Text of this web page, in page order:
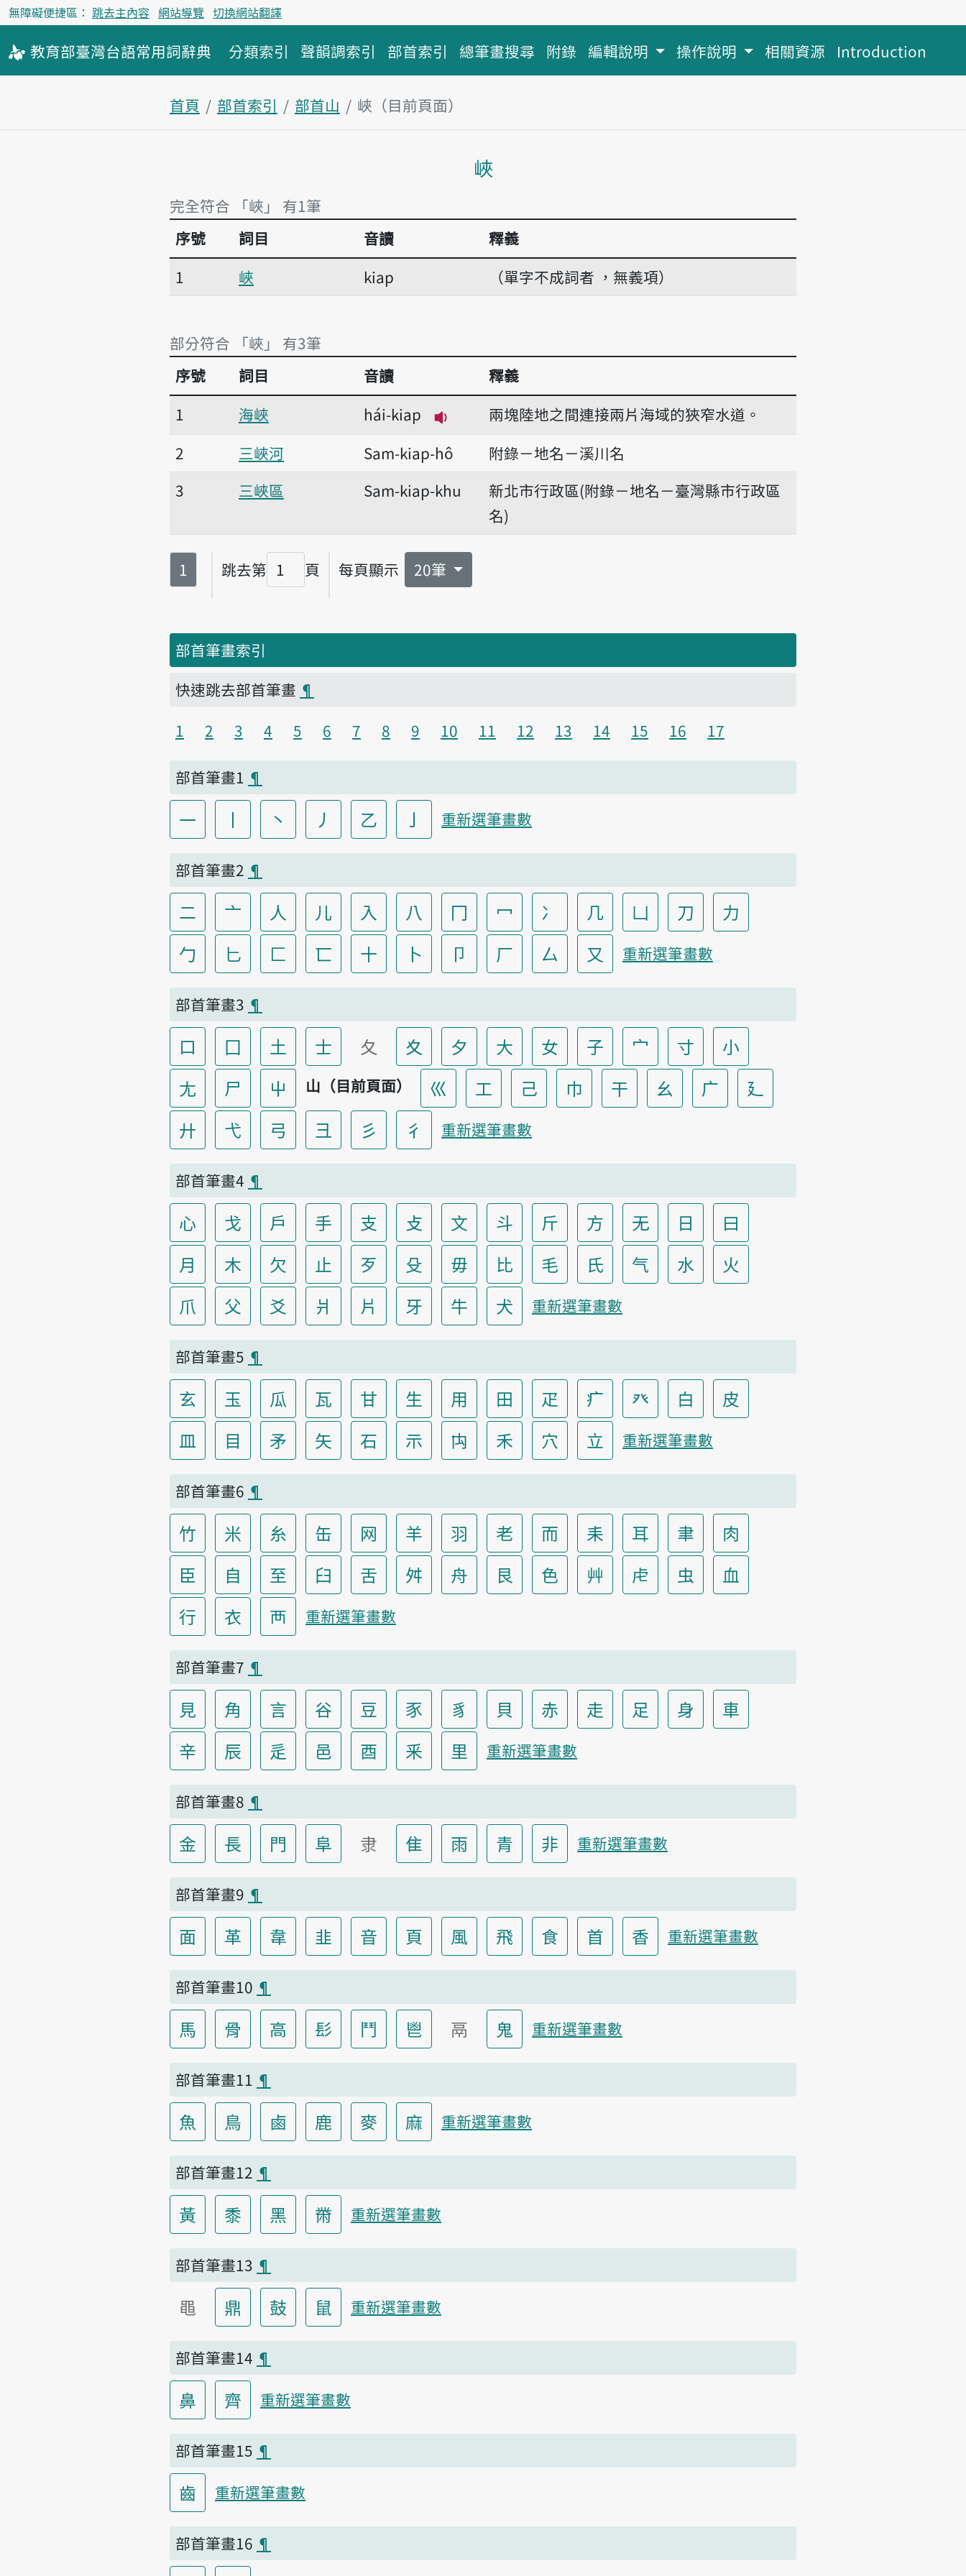
無障礙便捷區： 跳去主內容 網站導覽 切換網站翻譯
教育部臺灣台語常用詞辭典 分類索引 聲韻調索引 部首索引 總筆畫搜尋 附錄 編輯說明 操作說明 相關資源 Introduction
首頁 部首索引 部首山
峽（目前頁面）
峽
完全符合 「峽」 有1筆
完全符合 「峽」 有1筆
序號 詞目 音讀
釋義
1
峽 kiap （單字不成詞者 ，無義項）
部分符合 「峽」 有3筆
部分符合 「峽」 有3筆
序號 詞目 音讀
釋義
1
海峽
hái-kiap
播放音讀hái-kiap
兩塊陸地之間連接兩片海域的狹窄水道。
2
三峽河 Sam-kiap-hô
附錄－地名－溪川名
3
三峽區 Sam-kiap-khu
新北市行政區(附錄－地名－臺灣縣市行政區
名)
第
1 跳去第
頁碼
頁 每頁顯示 20筆
部首筆畫索引
快速跳去部首筆畫 ¶
1
2 3 4 5 6 7 8 9 10 11 12 13 14 15 16 17
部首筆畫1 ¶
一 丨 丶 丿 乙 亅 重新選筆畫數
部首筆畫2 ¶
二 亠 人 儿 入 八 冂 冖 冫 几 凵 刀
力
勹
匕 匚 匸 十 卜 卩 厂 厶 又 重新選筆畫數
部首筆畫3 ¶
口 囗 土 士 夂 夊 夕 大 女 子 宀 寸
小
尢
尸 屮 山（目前頁面） 巛 工 己 巾 干 幺 广
廴
廾
弋 弓 彐 彡 彳 重新選筆畫數
部首筆畫4 ¶
心 戈 戶 手 支 攴 文 斗 斤 方 无 日
曰
月
木 欠 止 歹 殳 毋 比 毛 氏 气 水
火
爪
父 爻 爿 片 牙 牛 犬 重新選筆畫數
部首筆畫5 ¶
玄 玉 瓜 瓦 甘 生 用 田 疋 疒 癶 白
皮
皿
目 矛 矢 石 示 禸 禾 穴 立 重新選筆畫數
部首筆畫6 ¶
竹 米 糸 缶 网 羊 羽 老 而 耒 耳 聿
肉
臣
自 至 臼 舌 舛 舟 艮 色 艸 虍 虫
血
行
衣 襾 重新選筆畫數
部首筆畫7 ¶
見 角 言 谷 豆 豕 豸 貝 赤 走 足 身
車
辛
辰 辵 邑 酉 釆 里 重新選筆畫數
部首筆畫8 ¶
金 長 門 阜 隶 隹 雨 青 非 重新選筆畫數
部首筆畫9 ¶
面 革 韋 韭 音 頁 風 飛 食 首 香 重新選筆畫數
部首筆畫10 ¶
馬 骨 高 髟 鬥 鬯 鬲 鬼 重新選筆畫數
部首筆畫11 ¶
魚 鳥 鹵 鹿 麥 麻 重新選筆畫數
部首筆畫12 ¶
黃 黍 黑 黹 重新選筆畫數
部首筆畫13 ¶
黽 鼎 鼓 鼠 重新選筆畫數
部首筆畫14 ¶
鼻 齊 重新選筆畫數
部首筆畫15 ¶
齒 重新選筆畫數
部首筆畫16 ¶